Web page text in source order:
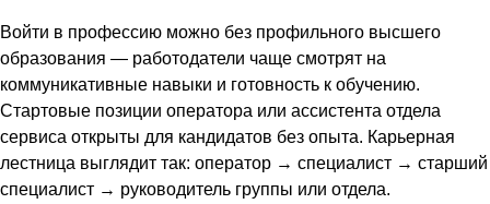
Войти в профессию можно без профильного высшего
образования — работодатели чаще смотрят на
коммуникативные навыки и готовность к обучению.
Стартовые позиции оператора или ассистента отдела
сервиса открыты для кандидатов без опыта. Карьерная
лестница выглядит так: оператор → специалист → старший
специалист → руководитель группы или отдела.